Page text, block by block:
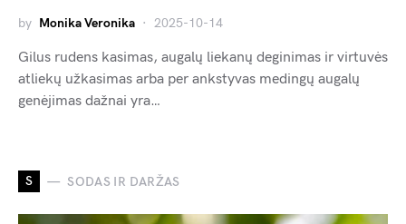
by Monika Veronika 2025-10-14
Gilus rudens kasimas, augalų liekanų deginimas ir virtuvės
atliekų užkasimas arba per ankstyvas medingų augalų
genėjimas dažnai yra…
S SODAS IR DARŽAS